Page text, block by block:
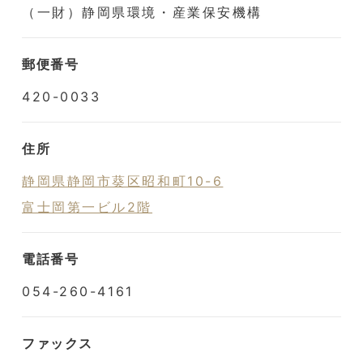
（一財）静岡県環境・産業保安機構
郵便番号
420-0033
住所
静岡県静岡市葵区昭和町10-6
富士岡第一ビル2階
電話番号
054-260-4161
ファックス